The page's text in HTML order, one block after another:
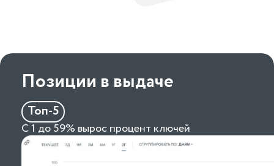
Позиции в выдаче
Топ-5
С 1 до 59% вырос процент ключей